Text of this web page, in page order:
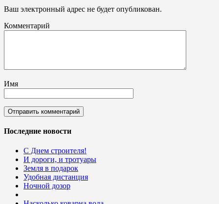
Ваш электронный адрес не будет опубликован.
Комментарий
Имя
Последние новости
С Днем строителя!
И дороги, и тротуары
Земля в подарок
Удобная дистанция
Ночной дозор